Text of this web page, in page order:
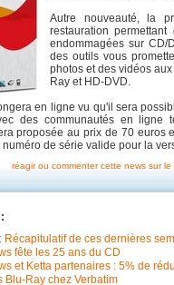
Autre nouveauté, la
restauration
endommagées sur
des outils vous
photos et des vidéos
Ray et HD-DVD.
en ligne vu qu'il sera
des communautés en ligne
proposée au prix de 70 euros
de série valide pour la
réagir ou commenter cette news sur le
Récapitulatif de ces dernières
fête les 25 ans du CD
et Ketta partenaires : 5% de
Blu-Ray chez Verbatim